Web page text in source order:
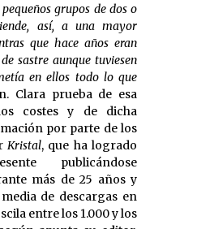
grupos de dos o
así, a una mayor
que hace años eran
sastre aunque tuviesen
en ellos todo lo que
Clara prueba de esa
costes y de dicha
por parte de los
Kristal, que ha logrado
publicándose
más de 25 años y
de descargas en
entre los 1.000 y los